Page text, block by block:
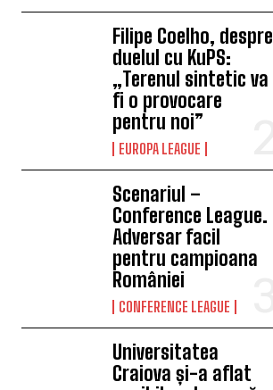
Filipe Coelho, despre
duelul cu KuPS:
„Terenul sintetic va
fi o provocare
pentru noi”
EUROPA LEAGUE
Scenariul –
Conference League.
Adversar facil
pentru campioana
României
CONFERENCE LEAGUE
Universitatea
Craiova și-a aflat